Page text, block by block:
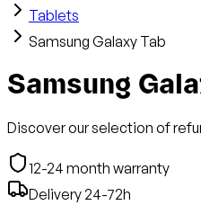
Tablets
Samsung Galaxy Tab
Samsung
Discover our selection of
12-24 month warranty
Delivery 24-72h